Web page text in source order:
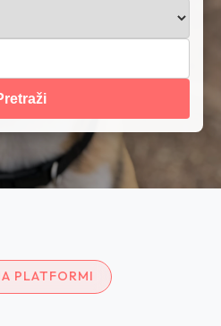
PLATFORMI